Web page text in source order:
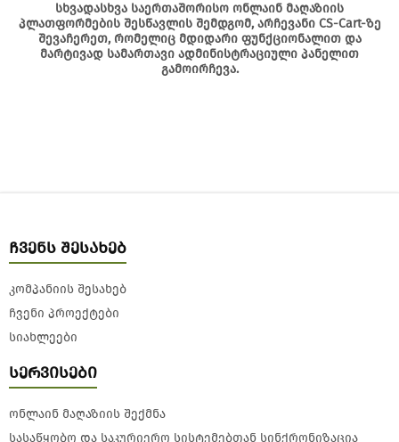
სხვადასხვა საერთაშორისო ონლაინ მაღაზიის
პლათფორმების შესწავლის შემდგომ, არჩევანი CS-Cart-ზე
შევაჩერეთ, რომელიც მდიდარი ფუნქციონალით და
მარტივად სამართავი ადმინისტრაციული პანელით
გამოირჩევა.
ჩვენს შესახებ
კომპანიის შესახებ
ჩვენი პროექტები
სიახლეები
სერვისები
ონლაინ მაღაზიის შექმნა
სასაწყობო და საკურიერო სისტემებთან სინქრონიზაცია